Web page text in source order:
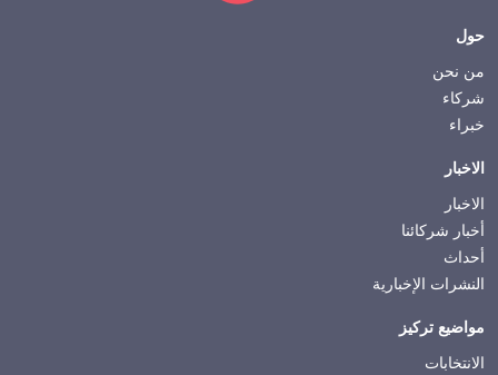
Footer
حول
من نحن
شركاء
خبراء
الاخبار
الاخبار
أخبار شركائنا
أحداث
النشرات الإخبارية
مواضيع تركيز
الانتخابات